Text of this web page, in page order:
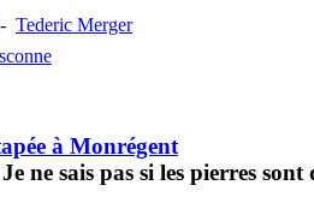
- Tederic Merger
à Monrégent
ne sais pas si les pierres